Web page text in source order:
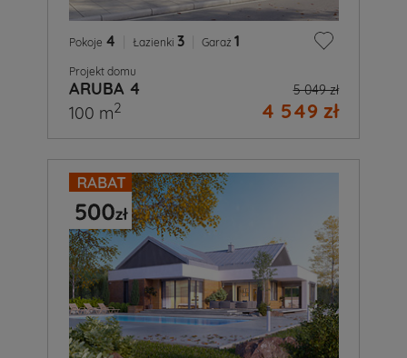
Pokoje 4 Łazienki 3 Garaż 1
Projekt domu
ARUBA 4 5 049 zł
4 549 zł
100 m2